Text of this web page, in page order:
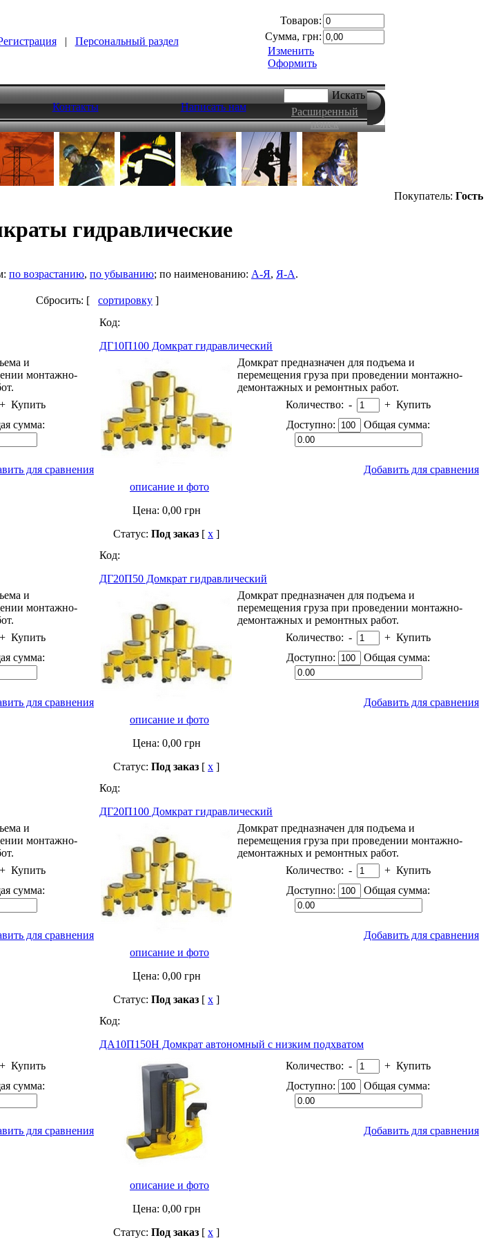
| Персональный раздел
Товаров:
Сумма, грн:
Изменить
Оформить
Контакты Написать нам
Искать
Расширенный
поиск
Покупатель: Гость
гидравлические
по возрастанию, по убыванию; по наименованию: А-Я, Я-А.
Сбросить: [ сортировку ]
и
монтажно-
+ Купить
сумма:
для сравнения
Код:
ДГ10П100 Домкрат гидравлический
описание и фото
Цена: 0,00грн
Статус: Под заказ [ x ]
Домкрат предназначен для подъема и
перемещения груза при проведении монтажно-
демонтажных и ремонтных работ.
Количество: - + Купить
Доступно:
Общая сумма:
Добавить для сравнения
и
монтажно-
+ Купить
сумма:
для сравнения
Код:
ДГ20П50 Домкрат гидравлический
описание и фото
Цена: 0,00грн
Статус: Под заказ [ x ]
Домкрат предназначен для подъема и
перемещения груза при проведении монтажно-
демонтажных и ремонтных работ.
Количество: - + Купить
Доступно:
Общая сумма:
Добавить для сравнения
и
монтажно-
+ Купить
сумма:
для сравнения
Код:
ДГ20П100 Домкрат гидравлический
описание и фото
Цена: 0,00грн
Статус: Под заказ [ x ]
Домкрат предназначен для подъема и
перемещения груза при проведении монтажно-
демонтажных и ремонтных работ.
Количество: - + Купить
Доступно:
Общая сумма:
Добавить для сравнения
+ Купить
сумма:
для сравнения
Код:
ДА10П150Н Домкрат автономный с низким подхватом
описание и фото
Цена: 0,00грн
Статус: Под заказ [ x ]
Количество: - + Купить
Доступно:
Общая сумма:
Добавить для сравнения